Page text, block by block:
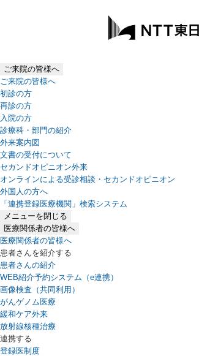
ご来院の皆様へ
ご来院の皆様へ
初診の方
再診の方
入院の方
診療科・部門の紹介
外来案内図
文書の受付について
セカンドオピニオン外来
オンラインによる受診相談・セカンドオピニオン
外国人の方へ
「連携登録医療機関」検索システム
（新しいタブで開きます）
メニューを閉じる
医療関係者の皆様へ
医療関係者の皆様へ
患者さんを紹介する
患者さんの紹介
WEB紹介予約システム（e連携）
（新しいタブで開きます）
画像検査（共同利用）
がんゲノム医療
緩和ケア外来
放射線核種治療
連携する
登録医制度